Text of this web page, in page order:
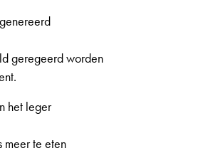
geregeerd worden
het leger
te eten